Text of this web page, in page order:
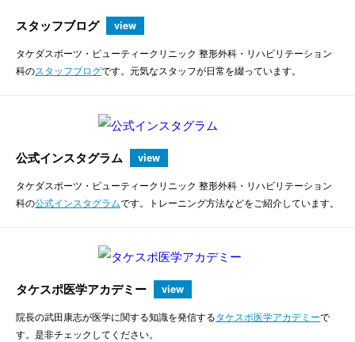
スタッフブログ view
タケダスポーツ・ビューティークリニック 整形外科・リハビリテーション
科のスタッフブログです。元気なスタッフが日常を綴っています。
公式インスタグラム view
タケダスポーツ・ビューティークリニック 整形外科・リハビリテーション
科の公式インスタグラムです。トレーニング方法などをご紹介しています。
タケスポ医学アカデミー view
院長の武田康志が医学に関する知識を発信するタケスポ医学アカデミーで
す。是非チェックしてください。